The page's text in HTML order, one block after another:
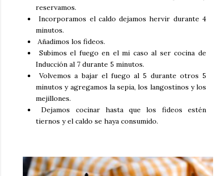
reservamos.
Incorporamos el caldo dejamos hervir durante 4
minutos.
Añadimos los fideos.
Subimos el fuego en el mi caso al ser cocina de
Inducción al 7 durante 5 minutos.
Volvemos a bajar el fuego al 5 durante otros 5
minutos y agregamos la sepia, los langostinos y los
mejillones.
Dejamos cocinar hasta que los fideos estén
tiernos y el caldo se haya consumido.